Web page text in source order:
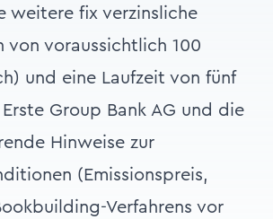
weitere fix verzinsliche
von voraussichtlich 100
und eine Laufzeit von fünf
Group Bank AG und die
Hinweise zur
(Emissionspreis,
Verfahrens vor